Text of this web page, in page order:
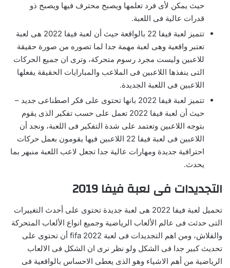
حيث يمكن لأى فرد تعلمها ويصبح محترف فيها ويصبح ذو
قدرات عالية فى اللعبة.
تتميز لعبة فيفا 22 بالواقعة حيث أن لعبة فيفا 2022 هى لعبة
تعتبر واقعية وهى لعبة مهمة جدا لما تصوره من صورة حقيقة
للاعبين وليست مجرد رسوم متحركة، وترى ان جميع الحركات
التى ينفذها اللاعبين فى الملاعب والمبارايات الحقيقة يفعلها
اللاعبين فى اللعبة الجديدة.
تتميز لعبة فيفا 2022 بانها تحتوى على فكر اصطناعى جديد –
حيث أن لعبة فيفا 2022 تعمل على حسب تفكير الذى يقوم
بتوجه اللاعبين وتعتمد على شدة التفكير فى اللعبة، ونجد أن
اللاعبين فى لعبة فيفا 22 اللاعبين فيها يقومون بعمل حركات
احترافية جديدة ومهارات عالية جدا تجعل لاعب اللعبة منبهر بما
يحدث.
التجديدات فى لعبة فيفا 2019
تحميل لعبة فيفا 2022 هى لعبة جديدة تحتوى على أحدث التغييرات
التى حدثت فى عالم الألعاب الرياضية وجميع انواع الألعاب المتحركة
والفلاش، ومن اهم التجديدات فى لعبة fifa 2022 أن تحتوى على
تحديث كبير جدا فى الشكل ولو نظر نرى ان الشكل فى الالعاب
الرياضية من أهم الاشياء وهو الذى يعطى الاحساس بالواقعية فى